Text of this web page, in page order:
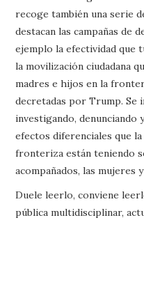
recoge también una serie
destacan las campañas de
ejemplo la efectividad que
la movilización ciudadana
madres e hijos en la
decretadas por Trump. Se
investigando,
efectos diferenciales que
fronteriza están teniendo
acompañados, las mujeres
Duele leerlo, conviene
pública multidisciplinar,